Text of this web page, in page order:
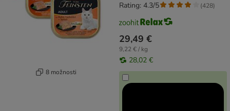
8 možnosti
29,49 €
9,22 € / kg
28,02 €
Rating: 4.3/5 (428)